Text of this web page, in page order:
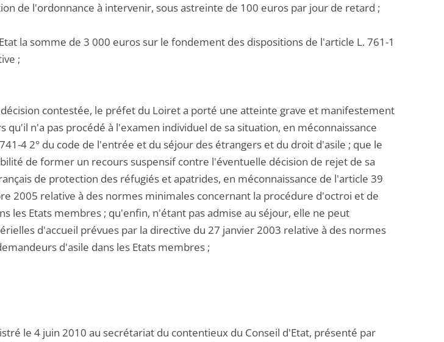
de l'ordonnance à intervenir, sous astreinte de 100 euros par jour de retard ;
la somme de 3 000 euros sur le fondement des dispositions de l'article L. 761-1
;
contestée, le préfet du Loiret a porté une atteinte grave et manifestement
qu'il n'a pas procédé à l'examen individuel de sa situation, en méconnaissance
4 2° du code de l'entrée et du séjour des étrangers et du droit d'asile ; que le
de former un recours suspensif contre l'éventuelle décision de rejet de sa
de protection des réfugiés et apatrides, en méconnaissance de l'article 39
2005 relative à des normes minimales concernant la procédure d'octroi et de
les Etats membres ; qu'enfin, n'étant pas admise au séjour, elle ne peut
d'accueil prévues par la directive du 27 janvier 2003 relative à des normes
d'asile dans les Etats membres ;
le 4 juin 2010 au secrétariat du contentieux du Conseil d'Etat, présenté par